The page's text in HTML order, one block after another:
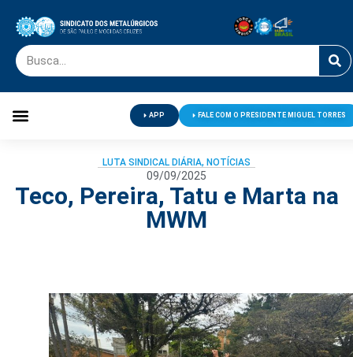
APP FALE COM O PRESIDENTE MIGUEL TORRES
LUTA SINDICAL DIÁRIA, NOTÍCIAS
09/09/2025
Teco, Pereira, Tatu e Marta na
MWM